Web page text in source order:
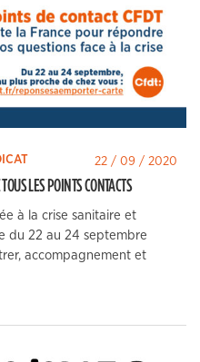
22 / 09 / 2020
LES POINTS CONTACTS
à la crise sanitaire et
du 22 au 24 septembre
accompagnement et